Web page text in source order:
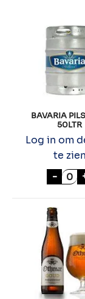
BAVARIA
50LTR
Log in om
te zien
-